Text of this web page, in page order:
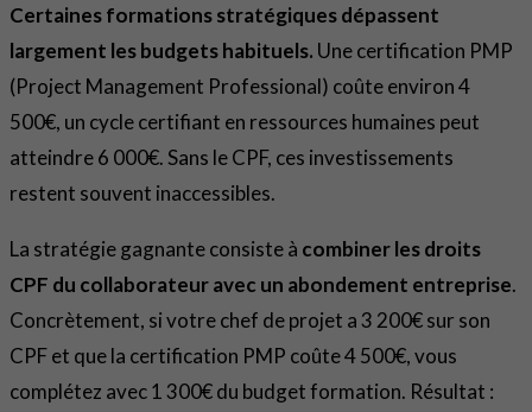
Certaines formations stratégiques dépassent
largement les budgets habituels. Une certification PMP
(Project Management Professional) coûte environ 4
500€, un cycle certifiant en ressources humaines peut
atteindre 6 000€. Sans le CPF, ces investissements
restent souvent inaccessibles.
La stratégie gagnante consiste à combiner les droits
CPF du collaborateur avec un abondement entreprise.
Concrètement, si votre chef de projet a 3 200€ sur son
CPF et que la certification PMP coûte 4 500€, vous
complétez avec 1 300€ du budget formation. Résultat :